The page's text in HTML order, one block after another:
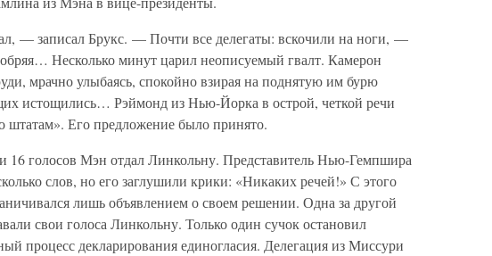
— записал Брукс. — Почти все делегаты: вскочили на ноги, —
Несколько минут царил неописуемый гвалт. Камерон
мрачно улыбаясь, спокойно взирая на поднятую им бурю
истощились… Рэймонд из Нью-Йорка в острой, четкой речи
штатам». Его предложение было принято.
16 голосов Мэн отдал Линкольну. Представитель Нью-Гемпшира
слов, но его заглушили крики: «Никаких речей!» С этого
лишь объявлением о своем решении. Одна за другой
свои голоса Линкольну. Только один сучок остановил
процесс декларирования единогласия. Делегация из Миссури